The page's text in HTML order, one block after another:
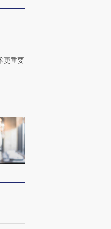
视线｜被称为“蟑螂”的印
育部长拱下台
更重要